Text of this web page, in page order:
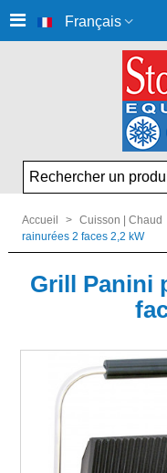
Français
Accueil > Cuisson | Chaud
rainurées 2 faces 2,2 kW
Grill Panini